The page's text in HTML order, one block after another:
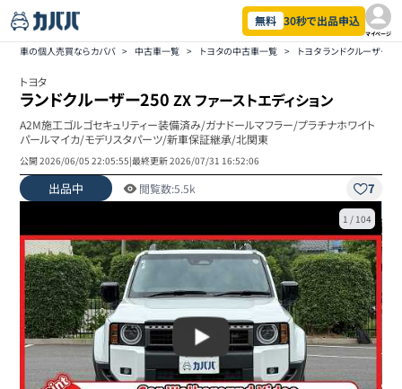
無料 30秒で出品申込
マイページ
車の個人売買ならカババ > 中古車一覧 > トヨタの中古車一覧 > トヨタ ランドクルーザー
トヨタ
ランドクルーザー250 ZX ファーストエディション
A2M施工ゴルゴセキュリティー装備済み/ガナドールマフラー/プラチナホワイト
パールマイカ/モデリスタパーツ/新車保証継承/北関東
公開2026/06/05 22:05:55|最終更新2026/07/31 16:52:06
出品中 閲覧数:5.5k 7
1 / 104